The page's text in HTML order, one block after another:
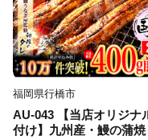
福岡県行橋市
AU-043 【当店オリジナ
付け】九州産・鰻の蒲